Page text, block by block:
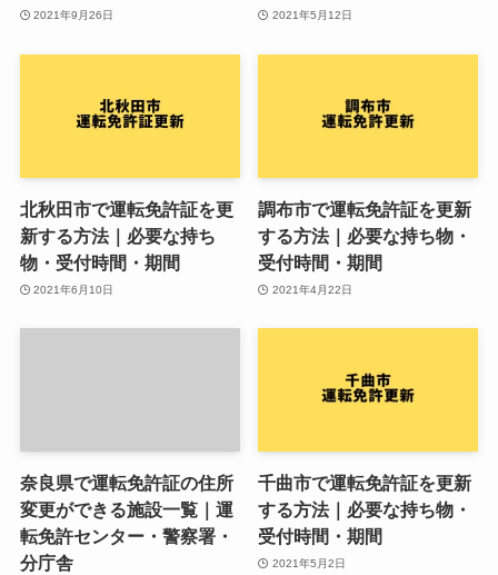
2021年9月26日 2021年5月12日
北秋田市で運転免許証を更
新する方法｜必要な持ち
物・受付時間・期間
2021年6月10日
調布市で運転免許証を更新
する方法｜必要な持ち物・
受付時間・期間
2021年4月22日
奈良県で運転免許証の住所
変更ができる施設一覧｜運
転免許センター・警察署・
分庁舎
千曲市で運転免許証を更新
する方法｜必要な持ち物・
受付時間・期間
2021年5月2日